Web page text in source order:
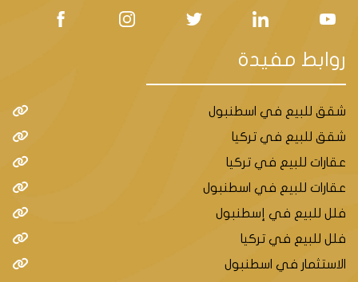
روابط مفيدة
شقق للبيع في اسطنبول
شقق للبيع في تركيا
عقارات للبيع في تركيا
عقارات للبيع في اسطنبول
فلل للبيع في إسطنبول
فلل للبيع في تركيا
الاستثمار في اسطنبول